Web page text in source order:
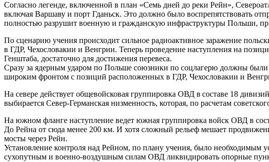
Согласно легенде, включенной в план «Семь дней до реки Рейн»,
включая Варшаву и порт Гданьск. Это должно было воспрепятствовать
полностью разрушит военную и гражданскую инфраструктуры Польши,
По сценарию учения происходит сильное радиоактивное заражение
в ГДР, Чехословакии и Венгрии. Теперь проведение наступления на
Генштаба, достаточно для достижения перевеса.
Сразу за ядерным ударом по Польше союзники по соцлагерю должны
широким фронтом с позиций расположенных в ГДР, Чехословакии и
На севере действует общевойсковая группировка ОВД в составе 18
выбирается Север-Германская низменность, которая, по расчетам
На южном фланге наступление ведет южная группировка войск ОВД в
До Рейна от сюда менее 200 км. И хотя сложный рельеф мешает
мосты через Рейн.
Установление контроля над Рейном, по плану учения, было необходимым
сухопутным и военно-воздушным силам ОВД ликвидировать опорные